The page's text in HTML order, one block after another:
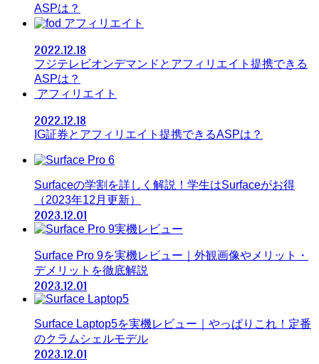
ASPは？
アフィリエイト
2022.12.18
フジテレビオンデマンドとアフィリエイト提携できる
ASPは？
アフィリエイト
2022.12.18
IG証券とアフィリエイト提携できるASPは？
Surfaceの学割を詳しく解説！学生はSurfaceがお得
（2023年12月更新）
2023.12.01
Surface Pro 9を実機レビュー｜外観画像やメリット・
デメリットを徹底解説
2023.12.01
Surface Laptop5を実機レビュー｜やっぱりこれ！定番
のクラムシェルモデル
2023.12.01